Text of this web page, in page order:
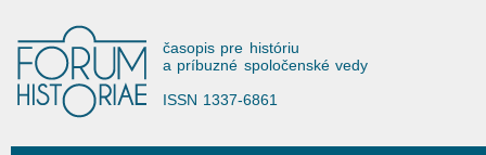
Forum Historiae
časopis pre históriu
a príbuzné spoločenské vedy
ISSN 1337-6861